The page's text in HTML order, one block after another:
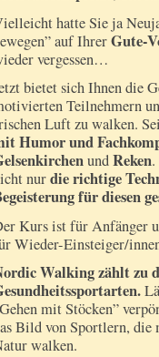
hatte Sie ja
auf IhrerGute-
vergessen…
bietet sich Ihnen die
Teilnehmern
Luft zu walken.
Humor und
undReken
nurdie richtige
für diesen
Kurs ist für Anfänger
Wieder-Einsteiger/
Walking zählt zu
mit Stöcken”
Bild von Sportlern,
walken.